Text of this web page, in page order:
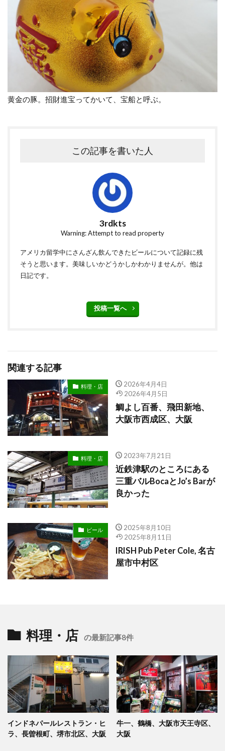
黄金の豚。招財進宝ってかいて、宝船と呼ぶ。
この記事を書いた人
3rdkts
Warning: Attempt to read property
アメリカ留学中にさんざん飲んできたビールについて記録に残
そうと思います。美味しいかどうかしかわかりませんが。他は
日記です。
投稿一覧へ
関連する記事
料理・店
2026年4月4日
2026年4月5日
鯛よし百番、飛田新地、
大阪市西成区、大阪
料理・店 2023年7月21日
近鉄津駅のところにある
三重バルBocaとJo’s Barが
良かった
ビール
2025年8月10日
2025年8月11日
IRISH Pub Peter Cole, 名古
屋市中村区
料理・店 の最新記事8件
インドネパールレストラン・ヒ
ラ、長曽根町、堺市北区、大阪
牛一、鶴橋、大阪市天王寺区、
大阪